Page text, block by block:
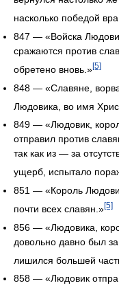
насколько победой
847 — «Войска
сражаются против
обретено вновь.»[5]
848 — «Славяне,
Людовика, во имя
849 — «Людовик,
отправил против
так как из — за
ущерб, испытало
851 — «Король
почти всех славян.»[5]
856 — «Людовика,
довольно давно был
лишился большей
858 — «Людовик